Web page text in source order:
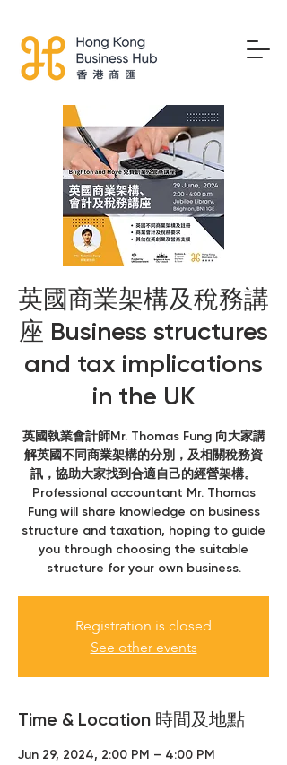
英國商業架構及稅務講
座 Business structures
and tax implications
in the UK
英國執業會計師Mr. Thomas Fung 向大家講
解英國不同商業架構的分別，及相關稅務資
訊，協助大家找到合適自己的經營架構。
Professional accountant Mr. Thomas
Fung will share knowledge on business
structure and taxation, hoping to guide
you through choosing the suitable
structure for your own business.
Registration is closed
See other events
Time & Location 時間及地點
Jun 29, 2024, 2:00 PM – 4:00 PM